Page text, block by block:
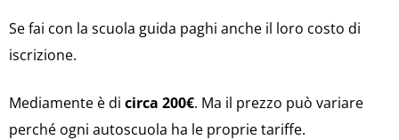
Se fai con la scuola guida paghi anche il loro costo di
iscrizione.
Mediamente è di circa 200€. Ma il prezzo può variare
perché ogni autoscuola ha le proprie tariffe.